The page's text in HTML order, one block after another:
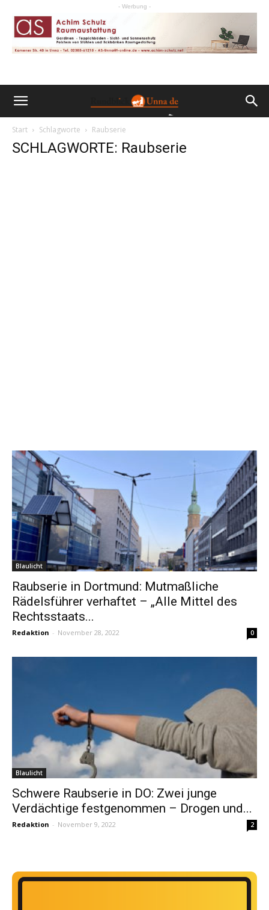
- Werbung -
Start Schlagworte Raubserie
SCHLAGWORTE: Raubserie
Blaulicht
Raubserie in Dortmund: Mutmaßliche
Rädelsführer verhaftet – „Alle Mittel des
Rechtsstaats...
Redaktion - November 28, 2022 0
Blaulicht
Schwere Raubserie in DO: Zwei junge
Verdächtige festgenommen – Drogen und...
Redaktion - November 9, 2022 2